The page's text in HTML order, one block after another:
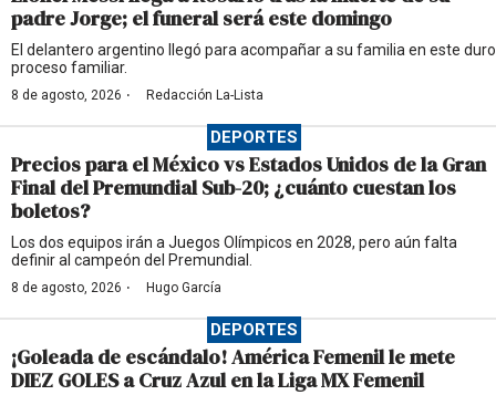
padre Jorge; el funeral será este domingo
El delantero argentino llegó para acompañar a su familia en este duro
proceso familiar.
8 de agosto, 2026 · Redacción La-Lista
DEPORTES
Precios para el México vs Estados Unidos de la Gran
Final del Premundial Sub-20; ¿cuánto cuestan los
boletos?
Los dos equipos irán a Juegos Olímpicos en 2028, pero aún falta
definir al campeón del Premundial.
8 de agosto, 2026 · Hugo García
DEPORTES
¡Goleada de escándalo! América Femenil le mete
DIEZ GOLES a Cruz Azul en la Liga MX Femenil